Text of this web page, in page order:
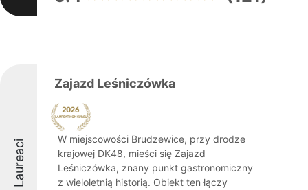
Laureaci
Zajazd Leśniczówka
W miejscowości Brudzewice, przy drodze
krajowej DK48, mieści się Zajazd
Leśniczówka, znany punkt gastronomiczny
z wieloletnią historią. Obiekt ten łączy